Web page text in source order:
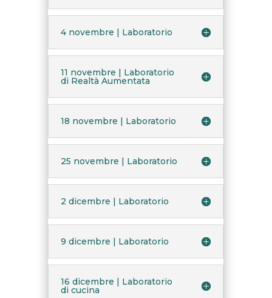
4 novembre | Laboratorio
11 novembre | Laboratorio
di Realtà Aumentata
18 novembre | Laboratorio
25 novembre | Laboratorio
2 dicembre | Laboratorio
9 dicembre | Laboratorio
16 dicembre | Laboratorio
di cucina